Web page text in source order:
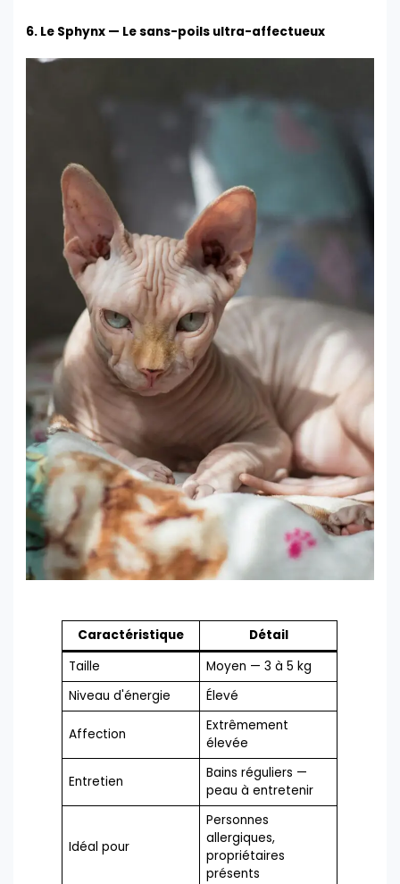
6. Le Sphynx — Le sans-poils ultra-affectueux
Caractéristique
Détail
Taille
Moyen — 3 à 5 kg
Niveau d'énergie
Élevé
Affection
Extrêmement
élevée
Entretien
Bains réguliers —
peau à entretenir
Idéal pour
Personnes
allergiques,
propriétaires
présents